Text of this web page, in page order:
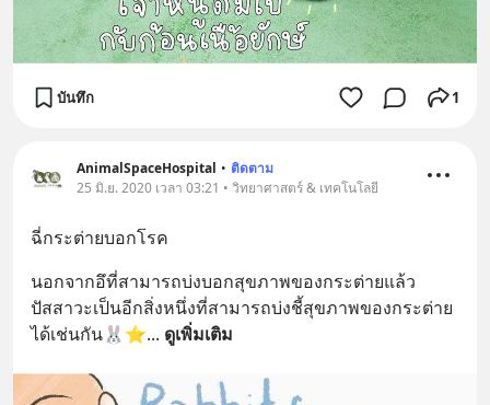
บันทึก 1
AnimalSpaceHospital • ติดตาม
25 มิ.ย. 2020 เวลา 03:21 • วิทยาศาสตร์ & เทคโนโลยี
ฉี่กระต่ายบอกโรค
นอกจากอึที่สามารถบ่งบอกสุขภาพของกระต่ายแล้ว
ปัสสาวะเป็นอีกสิ่งหนึ่งที่สามารถบ่งชี้สุขภาพของกระต่าย
ได้เช่นกัน🐰⭐️... ดูเพิ่มเติม